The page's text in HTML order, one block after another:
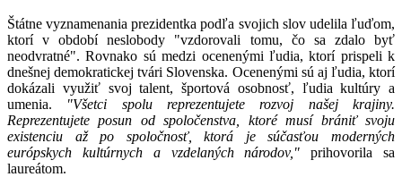
Štátne vyznamenania prezidentka podľa svojich slov udelila ľuďom,
ktorí v období neslobody "vzdorovali tomu, čo sa zdalo byť
neodvratné". Rovnako sú medzi ocenenými ľudia, ktorí prispeli k
dnešnej demokratickej tvári Slovenska. Ocenenými sú aj ľudia, ktorí
dokázali využiť svoj talent, športová osobnosť, ľudia kultúry a
umenia. "Všetci spolu reprezentujete rozvoj našej krajiny.
Reprezentujete posun od spoločenstva, ktoré musí brániť svoju
existenciu až po spoločnosť, ktorá je súčasťou moderných
európskych kultúrnych a vzdelaných národov," prihovorila sa
laureátom.